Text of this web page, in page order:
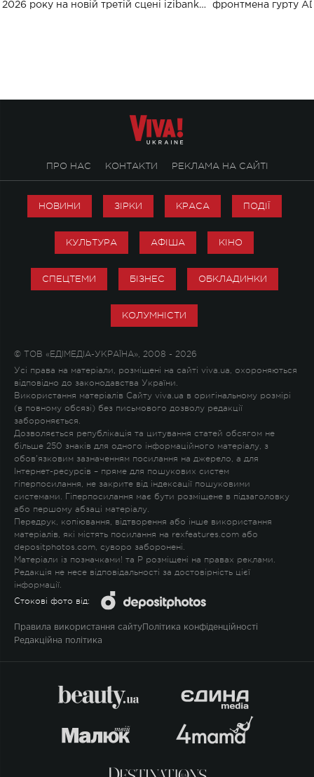
2026 року на новій третій сцені izibank
фронтмена гурту
ПРО НАС КОНТАКТИ РЕКЛАМА НА САЙТІ
НОВИНИ ЗІРКИ КРАСА ПОДІЇ
КУЛЬТУРА АФІША КІНО
СПЕЦТЕМИ БІЗНЕС ОБКЛАДИНКИ
КОЛУМНІСТИ
© ТОВ «ЕДІМЕДІА-УКРАЇНА», 2008 - 2026
Усі права на матеріали, розміщені на сайті viva.ua, охороняються
відповідно до законодавства України.
Використання матеріалів Сайту viva.ua в оригінальному розмірі
(в повному обсязі) без письмового дозволу редакції
забороняється.
Дозволяється републікація та цитування статей обсягом не
більше 250 знаків для одного інформаційного матеріалу, з
обов'язковим зазначенням посилання на джерело, а для
Інтернет-ресурсів – пряме для пошукових систем
гіперпосилання, не закрите від індексації пошуковими
системами. Гіперпосилання має бути розміщене в підзаголовку
або першому абзаці матеріалу.
Передрук, копіювання, відтворення або інше використання
матеріалів, які містять посилання на rexfeatures.com або
depositphotos.com, суворо заборонені.
Матеріали із позначками! та P розміщені на правах реклами.
Редакція не несе відповідальності за достовірність цієї
інформації.
Стокові фото від:
Правила використання сайту Політика конфіденційності
Редакційна політика